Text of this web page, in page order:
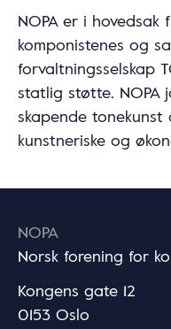
NOPA er i
komponistenes og
forvaltningsselskap
statlig støtte. NOPA
skapende tonekunst
kunstneriske og
NOPA
Norsk forening for
Kongens gate 12
0153 Oslo